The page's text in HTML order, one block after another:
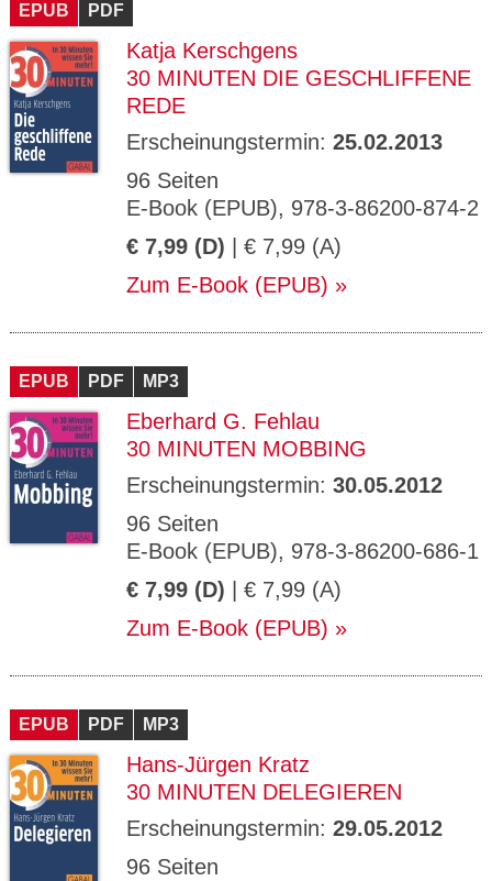
EPUB PDF
Katja Kerschgens
30 MINUTEN DIE GESCHLIFFENE
REDE
Erscheinungstermin: 25.02.2013
96 Seiten
E-Book (EPUB), 978-3-86200-874-2
€ 7,99 (D) | € 7,99 (A)
Zum E-Book (EPUB)
EPUB PDF MP3
Eberhard G. Fehlau
30 MINUTEN MOBBING
Erscheinungstermin: 30.05.2012
96 Seiten
E-Book (EPUB), 978-3-86200-686-1
€ 7,99 (D) | € 7,99 (A)
Zum E-Book (EPUB)
EPUB PDF MP3
Hans-Jürgen Kratz
30 MINUTEN DELEGIEREN
Erscheinungstermin: 29.05.2012
96 Seiten